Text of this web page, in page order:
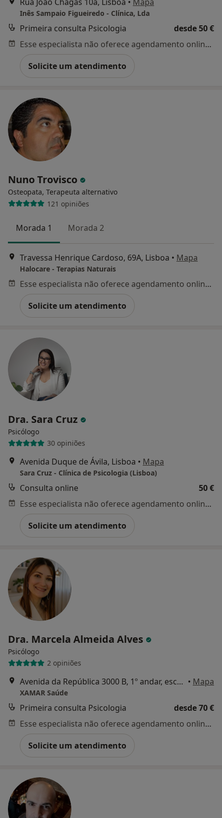
Inês Sampaio Figueiredo - Clínica, Lda
Primeira consulta Psicologia
desde 50 €
Esse especialista não oferece agendamento online para esse endereço.
Solicite um atendimento
Nuno Trovisco
Osteopata, Terapeuta alternativo
121 opiniões
Morada 1 Morada 2
Travessa Henrique Cardoso, 69A, Lisboa • Mapa
Halocare - Terapias Naturais
Esse especialista não oferece agendamento online para esse endereço.
Solicite um atendimento
Dra. Sara Cruz
Psicólogo
30 opiniões
Avenida Duque de Ávila, Lisboa • Mapa
Sara Cruz - Clínica de Psicologia (Lisboa)
Consulta online
50 €
Esse especialista não oferece agendamento online para esse endereço.
Solicite um atendimento
Dra. Marcela Almeida Alves
Psicólogo
2 opiniões
Avenida da República 3000 B, 1º andar, escritório 09. Alcoitão, Cascais • Mapa
XAMAR Saúde
Primeira consulta Psicologia
desde 70 €
Esse especialista não oferece agendamento online para esse endereço.
Solicite um atendimento